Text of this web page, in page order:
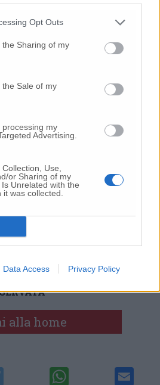
Opt Outs
Sharing of my
Sale of my
my
Advertising.
Use,
or Sharing of my
Unrelated with the
was collected.
Data Access Privacy Policy
nel degrado: «Il nostro
all’ex ospedale Muzio
“E’ naturale che l’Inrca
contessa”
Gallo? I dubbi del nipote
alla home